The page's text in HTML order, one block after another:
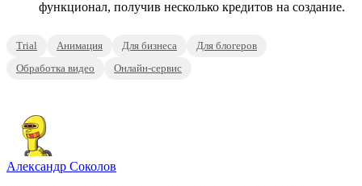
функционал, получив несколько кредитов на создание.
Trial Анимация Для бизнеса
Для блогеров
Обработка видео
Онлайн-сервис
Александр Соколов